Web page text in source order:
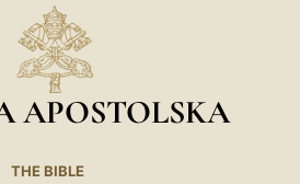
APOSTOLSKA
THE BIBLE